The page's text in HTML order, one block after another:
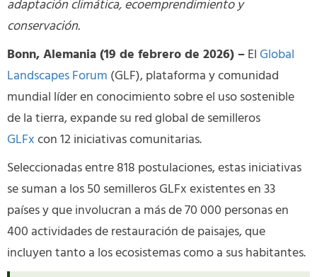
adaptación climática, ecoemprendimiento y
conservación.
Bonn, Alemania (19 de febrero de 2026) –El Global
Landscapes Forum (GLF), plataforma y comunidad
mundial líder en conocimiento sobre el uso sostenible
de la tierra, expande su red global de semilleros
GLFxcon 12 iniciativas comunitarias.
Seleccionadas entre 818 postulaciones, estas iniciativas
se suman a los 50 semilleros GLFx existentes en 33
países y que involucran a más de 70 000 personas en
400 actividades de restauración de paisajes, que
incluyen tanto a los ecosistemas como a sus habitantes.